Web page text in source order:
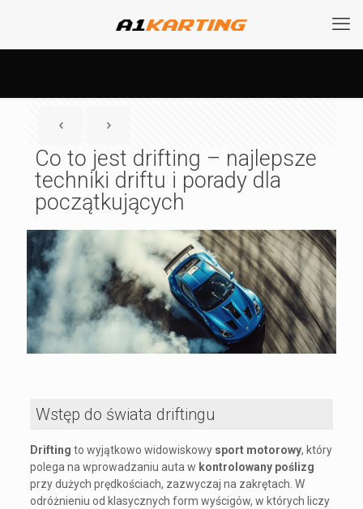
Co to jest drifting – najlepsze
techniki driftu i porady dla
początkujących
Wstęp do świata driftingu
Drifting to wyjątkowo widowiskowy sport motorowy, który
polega na wprowadzaniu auta w kontrolowany poślizg
przy dużych prędkościach, zazwyczaj na zakrętach. W
odróżnieniu od klasycznych form wyścigów, w których liczy